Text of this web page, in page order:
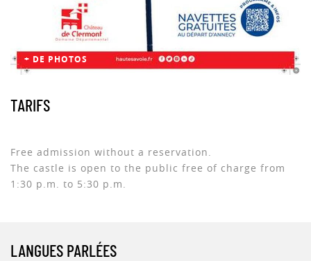
+ DE PHOTOS
TARIFS
Free admission without a reservation.
The castle is open to the public free of charge from
1:30 p.m. to 5:30 p.m.
LANGUES PARLÉES